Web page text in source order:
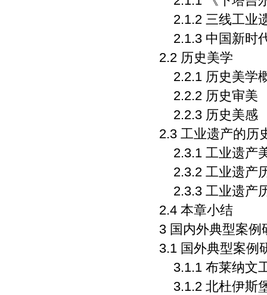
2.1.2 三线工业
2.1.3 中国新时
2.2 历史美学
2.2.1 历史美学
2.2.2 历史审美
2.2.3 历史美感
2.3 工业遗产的历
2.3.1 工业遗产
2.3.2 工业遗产
2.3.3 工业遗产
2.4 本章小结
3 国内外典型案例
3.1 国外典型案例
3.1.1 布莱纳文
3.1.2 北杜伊斯